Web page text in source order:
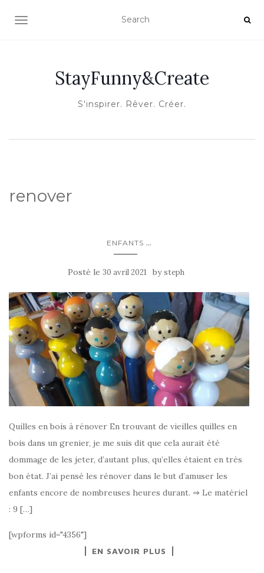
OUVRIR/FERMER LA NAVIGATION
StayFunny&Create
S'inspirer. Rêver. Créer.
renover
ENFANTS ...
Posté le 30 avril 2021 bysteph
Quilles en bois à rénover En trouvant de vieilles quilles en
bois dans un grenier, je me suis dit que cela aurait été
dommage de les jeter, d’autant plus, qu’elles étaient en très
bon état. J’ai pensé les rénover dans le but d’amuser les
enfants encore de nombreuses heures durant. ⇒ Le matériel
: 9 […]
[wpforms id="4356"]
EN SAVOIR PLUS